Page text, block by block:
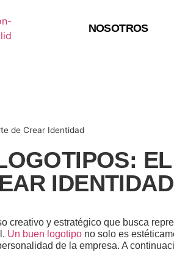
NOSOTROS
de Crear Identidad
IDENTIDAD
creativo y estratégico que busca
Un buen logotipo no solo es
de la empresa. A